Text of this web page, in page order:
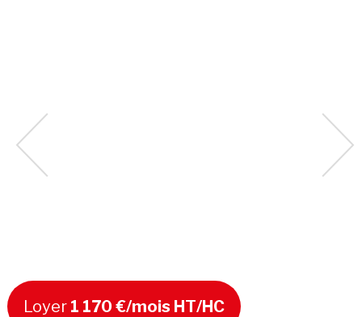
Loyer 1 170 €/mois HT/HC